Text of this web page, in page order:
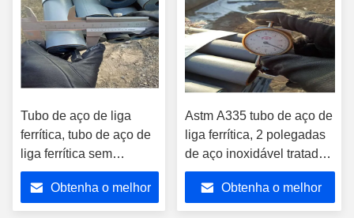
Tubo de aço de liga
ferrítica, tubo de aço de
liga ferrítica sem
costura.
Obtenha o melhor
Astm A335 tubo de aço de
liga ferrítica, 2 polegadas
de aço inoxidável tratado
a calor
Obtenha o melhor